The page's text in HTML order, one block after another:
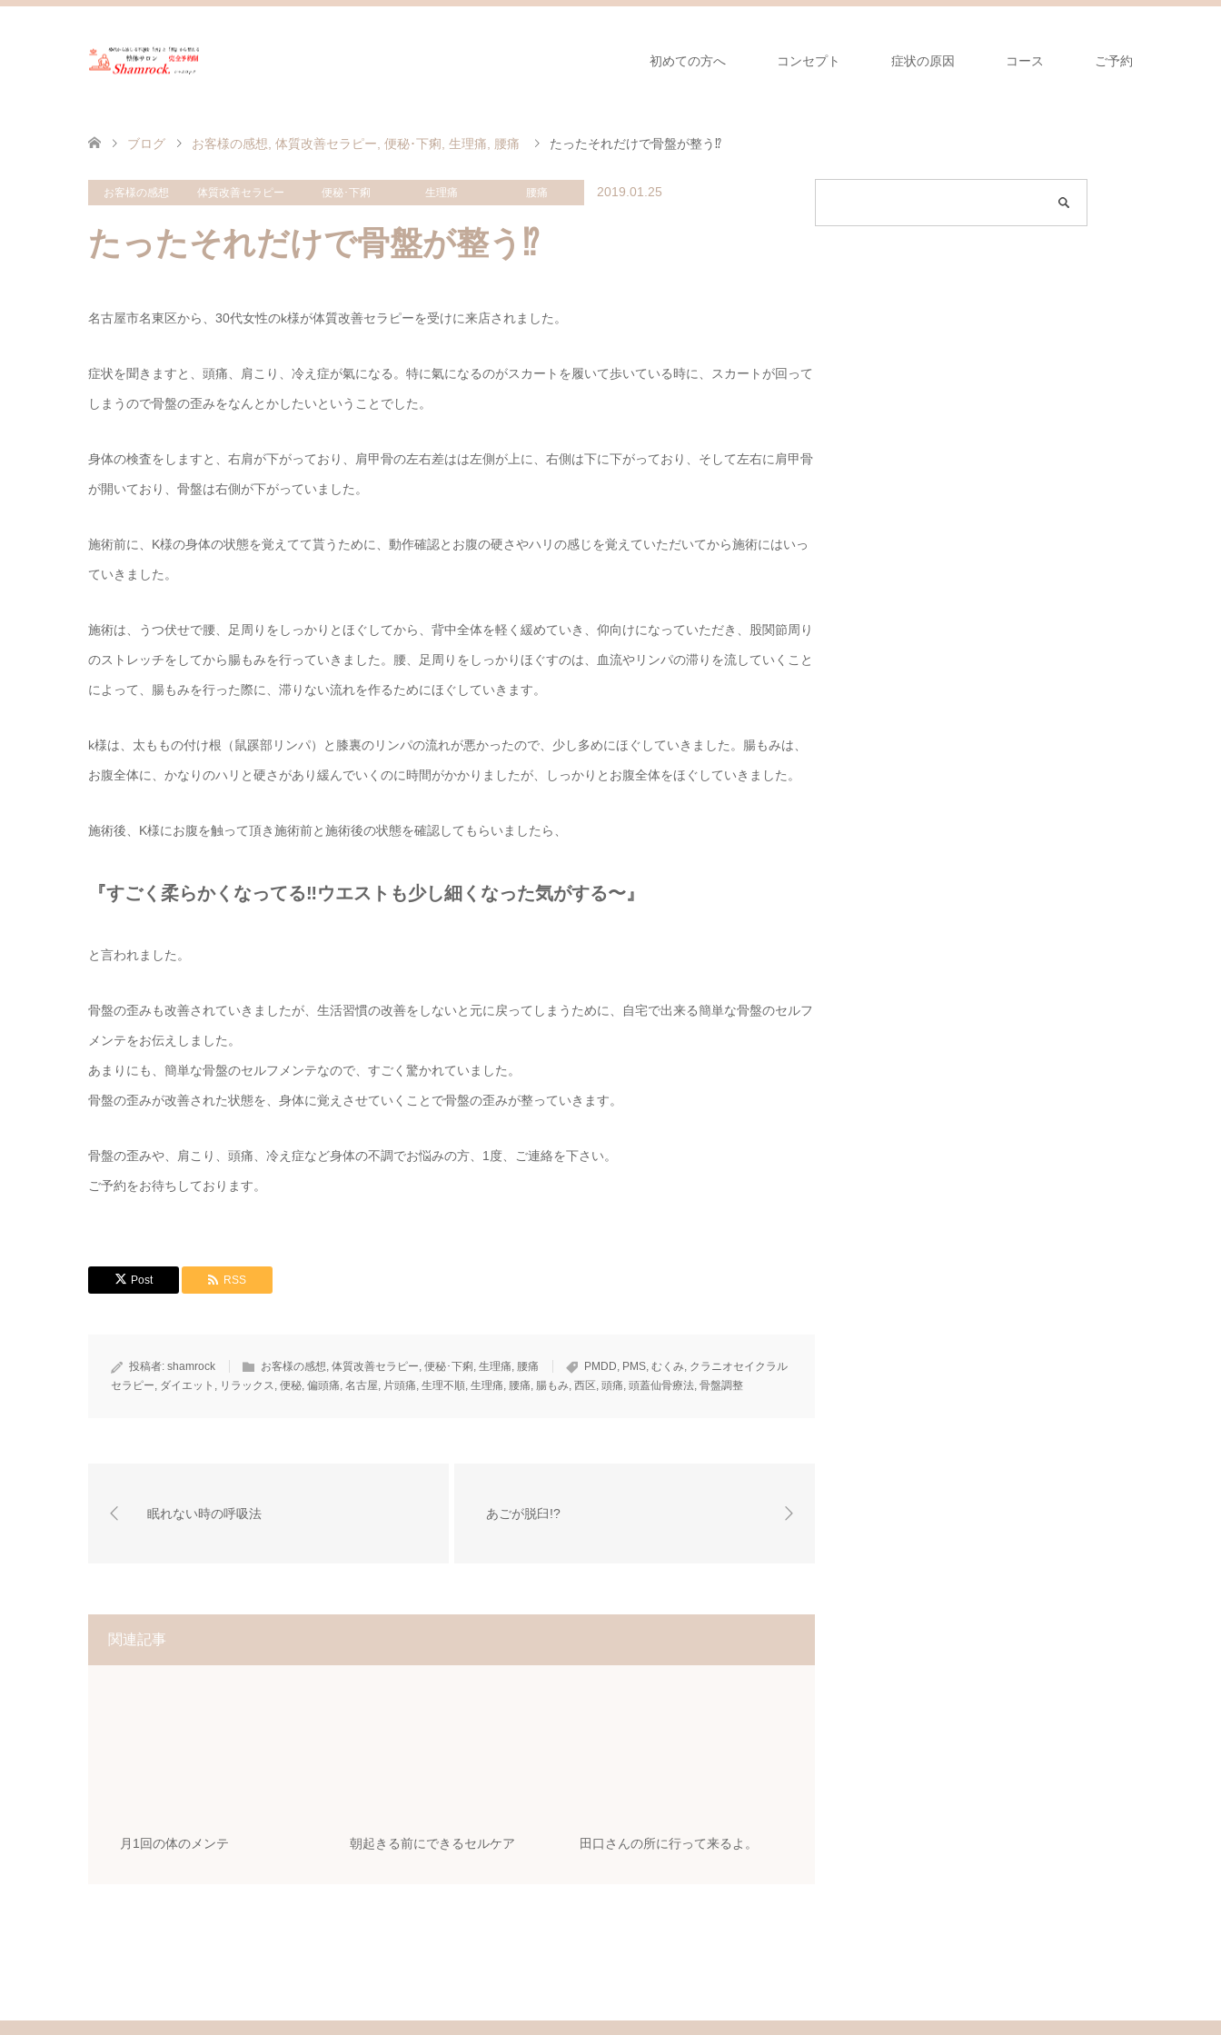
初めての方へ コンセプト 症状の原因 コース ご予約
ブログ お客様の感想 体質改善セラピー 便秘･下痢 生理痛 腰痛 たったそれだけで骨盤が整う⁉︎
お客様の感想 体質改善セラピー 便秘･下痢 生理痛 腰痛 2019.01.25
たったそれだけで骨盤が整う⁉︎
名古屋市名東区から、30代女性のk様が体質改善セラピーを受けに来店されました。
症状を聞きますと、頭痛、肩こり、冷え症が氣になる。特に氣になるのがスカートを履いて歩いている時に、スカートが回って
しまうので骨盤の歪みをなんとかしたいということでした。
身体の検査をしますと、右肩が下がっており、肩甲骨の左右差はは左側が上に、右側は下に下がっており、そして左右に肩甲骨
が開いており、骨盤は右側が下がっていました。
施術前に、K様の身体の状態を覚えてて貰うために、動作確認とお腹の硬さやハリの感じを覚えていただいてから施術にはいっ
ていきました。
施術は、うつ伏せで腰、足周りをしっかりとほぐしてから、背中全体を軽く緩めていき、仰向けになっていただき、股関節周り
のストレッチをしてから腸もみを行っていきました。腰、足周りをしっかりほぐすのは、血流やリンパの滞りを流していくこと
によって、腸もみを行った際に、滞りない流れを作るためにほぐしていきます。
k様は、太ももの付け根（鼠蹊部リンパ）と膝裏のリンパの流れが悪かったので、少し多めにほぐしていきました。腸もみは、
お腹全体に、かなりのハリと硬さがあり緩んでいくのに時間がかかりましたが、しっかりとお腹全体をほぐしていきました。
施術後、K様にお腹を触って頂き施術前と施術後の状態を確認してもらいましたら、
『すごく柔らかくなってる‼︎ウエストも少し細くなった気がする〜』
と言われました。
骨盤の歪みも改善されていきましたが、生活習慣の改善をしないと元に戻ってしまうために、自宅で出来る簡単な骨盤のセルフ
メンテをお伝えしました。
あまりにも、簡単な骨盤のセルフメンテなので、すごく驚かれていました。
骨盤の歪みが改善された状態を、身体に覚えさせていくことで骨盤の歪みが整っていきます。
骨盤の歪みや、肩こり、頭痛、冷え症など身体の不調でお悩みの方、1度、ご連絡を下さい。
ご予約をお待ちしております。
Post RSS
投稿者: shamrock お客様の感想, 体質改善セラピー, 便秘･下痢 , 生理痛, 腰痛 PMDD, PMS, むくみ, クラニオセイクラル
セラピー, ダイエット , リラックス, 便秘, 偏頭痛, 名古屋, 片頭痛, 生理不順, 生理痛, 腰痛, 腸もみ, 西区, 頭痛, 頭蓋仙骨療法, 骨盤調整
眠れない時の呼吸法 あごが脱臼!?
関連記事
月1回の体のメンテ 朝起きる前にできるセルケア 田口さんの所に行って来るよ。